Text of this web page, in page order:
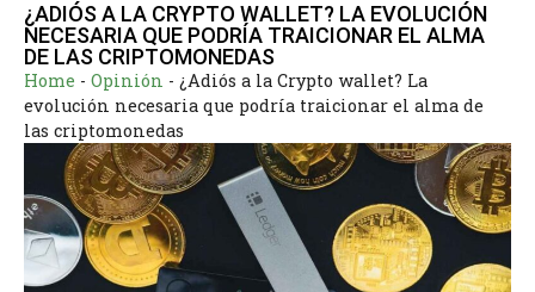
¿ADIÓS A LA CRYPTO WALLET? LA EVOLUCIÓN
NECESARIA QUE PODRÍA TRAICIONAR EL ALMA
DE LAS CRIPTOMONEDAS
Home - Opinión - ¿Adiós a la Crypto wallet? La
evolución necesaria que podría traicionar el alma de
las criptomonedas